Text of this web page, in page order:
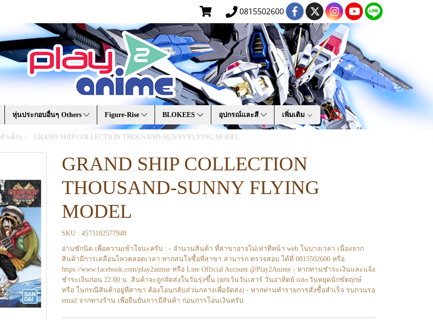
0815502600
หุ่นประกอบอื่นๆ Others Figure-Rise BLOKEES อุปกรณ์และสี เพิ่มเติม
ำเล็ก) GRAND SHIP COLLECTION THOUSAND-SUNNY FLYING MODEL
GRAND SHIP COLLECTION
THOUSAND-SUNNY FLYING
MODEL
SKU : 4573102577948
อ่านซักนิด เพื่อความเข้าใจนะครับ : - จำนวนสินค้า ที่สาขาอาจไม่เท่าทีหน้า web ในบางเวลา เนื่องจาก
สินค้ามีการเคลือนไหวตลอดเวลา หากสนใจซื้อที่สาขา สามารถ ตรวจสอบ ได้ที่ 0815502600 หรือ
https://www.facebook.com/play2anime หรือ Line Official Account @Play2Anime - หากท่านชำระเงินและแจ้ง
ชำระเงินก่อน 22.00 น. สินค้าจะถูกจัดส่งในวันรุ่งขึ้น (ยกเว้นวันเสาร์ วันอาทิตย์ และวันหยุดนักขัตฤกษ์
หรือ ในกรณีสินค้าอยู่ที่สาขา ต้องโอนกลับส่วนกลางเพื่อจัดส่ง) - หากท่านทำรายการสั่งซื้อสำเร็จ รบกวนรอ
email จากทางร้าน เพื่อยืนยันการมีสินค้า ก่อนการโอนเงินครับ